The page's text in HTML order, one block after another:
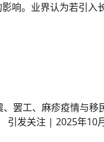
响。业界认为若引入
罢工、麻疹疫情与移
引发关注 | 2025年10